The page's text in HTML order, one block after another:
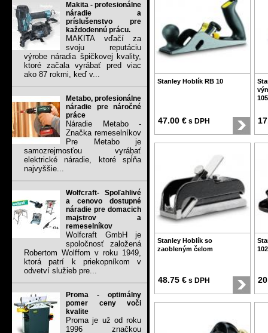
Makita - profesionálne
náradie a
príslušenstvo pre
každodennú prácu.
MAKITA vďačí za
svoju reputáciu
výrobe náradia špičkovej kvality,
ktoré začala vyrábať pred viac
ako 87 rokmi, keď v...
Metabo, profesionálne
náradie pre náročné
práce
Náradie Metabo -
Značka remeselníkov
Pre Metabo je
samozrejmosťou vyrábať
elektrické náradie, ktoré spĺňa
najvyššie...
Wolfcraft- Spoľahlivé
a cenovo dostupné
náradie pre domacich
majstrov a
remeselníkov
Wolfcraft GmbH je
spoločnosť založená
Robertom Wolffom v roku 1949,
ktorá patrí k priekopníkom v
odvetví služieb pre...
Proma - optimálny
pomer ceny voči
kvalite
Proma je už od roku
1996 značkou
Stanley Hoblík RB 10
47.00 € s DPH
105
Stanley Hoblík so
zaobleným čelom
48.75 € s DPH
102